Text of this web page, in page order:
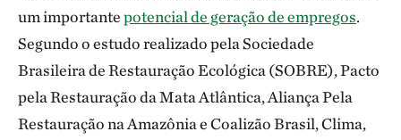
um importantepotencial de geração de empregos.
Segundo o estudo realizado pela Sociedade
Brasileira de Restauração Ecológica (SOBRE), Pacto
pela Restauração da Mata Atlântica, Aliança Pela
Restauração na Amazônia e Coalizão Brasil, Clima,